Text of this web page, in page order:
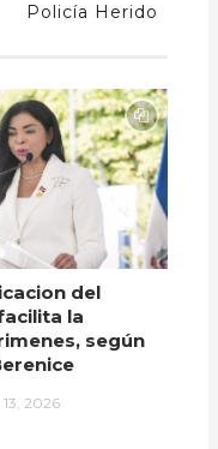
Policía Herido
del
la
según
2026